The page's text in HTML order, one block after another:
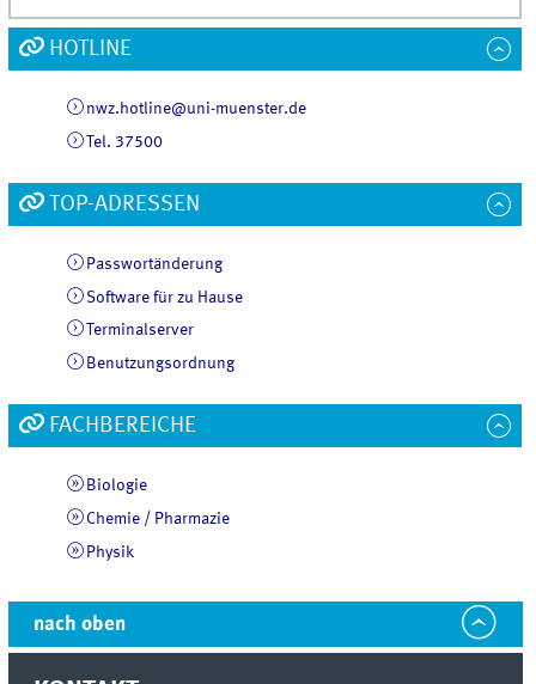
HOTLINE
nwz.hotline@uni-muenster.de
Tel. 37500
TOP-ADRESSEN
Passwortänderung
Software für zu Hause
Terminalserver
Benutzungsordnung
FACHBEREICHE
Biologie
Chemie / Pharmazie
Physik
nach oben